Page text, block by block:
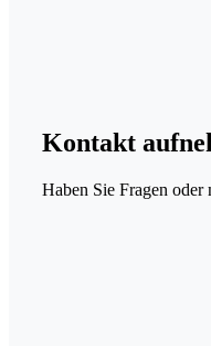
Kontakt
Haben Sie Fragen oder